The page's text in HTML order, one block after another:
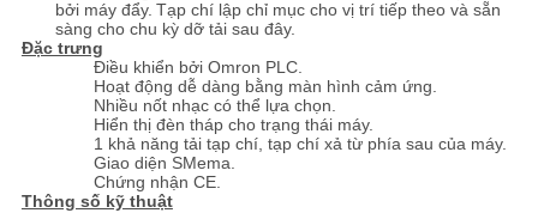
PRIVACY
POLICY
bởi máy đẩy. Tạp chí lập chỉ mục cho vị trí tiếp theo và sẵn
sàng cho chu kỳ dỡ tải sau đây.
Đặc trưng
Điều khiển bởi Omron PLC.
Hoạt động dễ dàng bằng màn hình cảm ứng.
Nhiều nốt nhạc có thể lựa chọn.
Hiển thị đèn tháp cho trạng thái máy.
1 khả năng tải tạp chí, tạp chí xả từ phía sau của máy.
Giao diện SMema.
Chứng nhận CE.
Thông số kỹ thuật